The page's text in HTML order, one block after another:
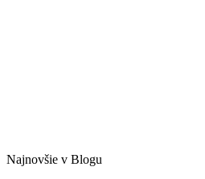
Najnovšie v Blogu